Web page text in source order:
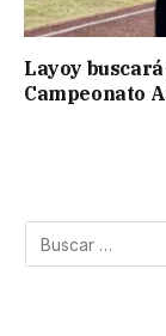
Layoy
Campeonato